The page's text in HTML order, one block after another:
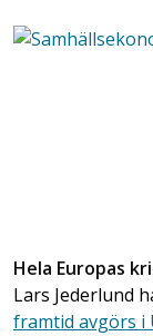
Hela Europas
Lars Jederlund
framtid avgörs i